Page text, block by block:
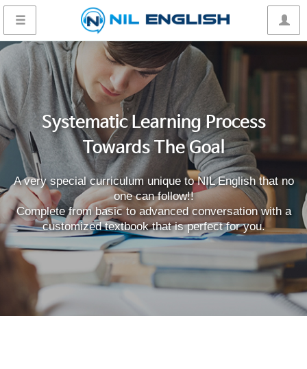
Systematic Learning Process
Towards The Goal
A very special curriculum unique to NIL English that no
one can follow!!
Complete from basic to advanced conversation with a
customized textbook that is perfect for you.